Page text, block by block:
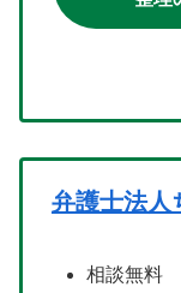
弁護士法人
相談無料